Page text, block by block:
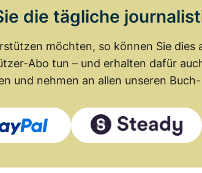
die tägliche
möchten, so können Sie
Abo tun – und erhalten dafür
und nehmen an allen unseren